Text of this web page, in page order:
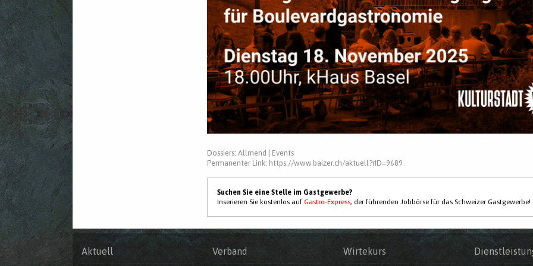
Dossiers: Allmend
Events
Permanenter Link: https://www.baizer.ch/aktuell?rID=9689
Suchen Sie eine Stelle im Gastgewerbe?
Inserieren Sie kostenlos auf Gastro-Express, der führenden Jobbörse für das Schweizer Gastgewerbe!
Aktuell Verband Wirtekurs